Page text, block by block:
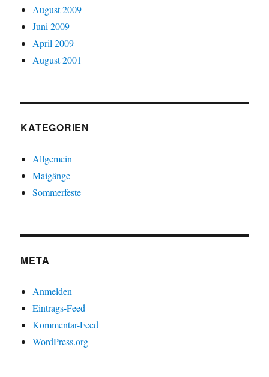
August 2009
Juni 2009
April 2009
August 2001
KATEGORIEN
Allgemein
Maigänge
Sommerfeste
META
Anmelden
Eintrags-Feed
Kommentar-Feed
WordPress.org